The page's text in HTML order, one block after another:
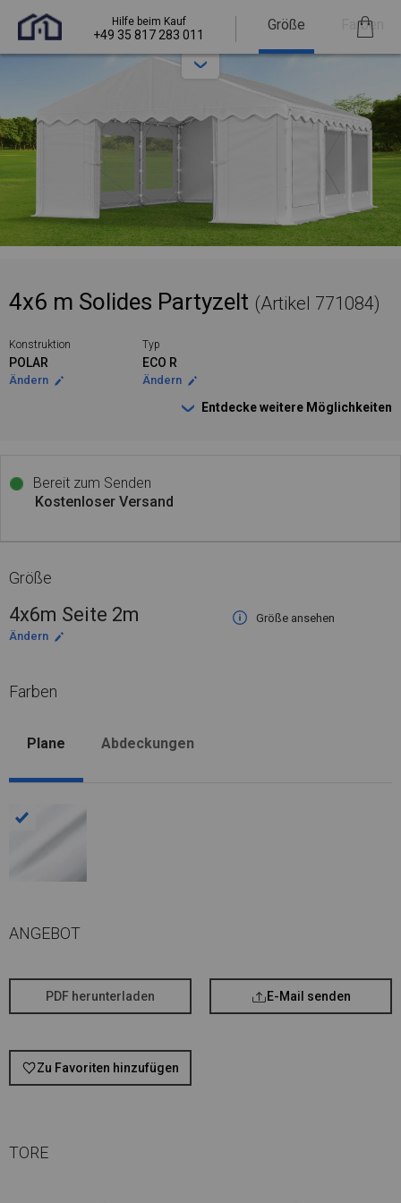
Hilfe beim Kauf
+49 35 817 283 011
Größe Farben
4x6 m Solides Partyzelt (Artikel 771084)
Konstruktion
POLAR
Ändern
Typ
ECO R
Ändern
Entdecke weitere Möglichkeiten
Bereit zum Senden
Kostenloser Versand
Größe
4x6m Seite 2m
Größe ansehen
Ändern
Farben
Plane Abdeckungen
ANGEBOT
PDF herunterladen E-Mail senden
Zu Favoriten hinzufügen
TORE